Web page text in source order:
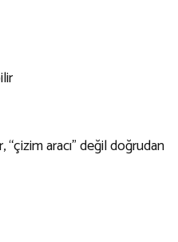
aracı” değil doğrudan